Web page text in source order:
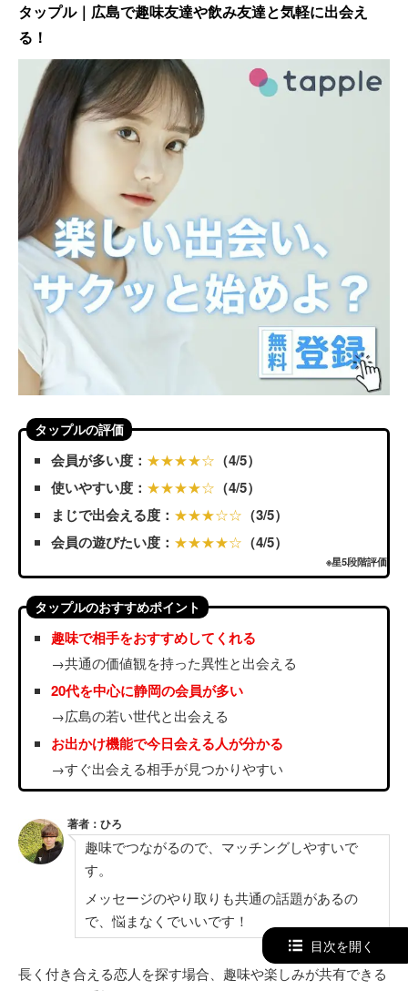
タップル｜広島で趣味友達や飲み友達と気軽に出会え
る！
タップルの評価
会員が多い度： ★★★★☆ （4/5）
使いやすい度： ★★★★☆ （4/5）
まじで出会える度： ★★★☆☆ （3/5）
会員の遊びたい度： ★★★★☆ （4/5）
※星5段階評価
タップルのおすすめポイント
趣味で相手をおすすめしてくれる
→共通の価値観を持った異性と出会える
20代を中心に静岡の会員が多い
→広島の若い世代と出会える
お出かけ機能で今日会える人が分かる
→すぐ出会える相手が見つかりやすい
著者：ひろ
趣味でつながるので、マッチングしやすいで
す。
メッセージのやり取りも共通の話題があるの
で、悩まなくでいいです！
長く付き合える恋人を探す場合、趣味や楽しみが共有できる
目次を開く